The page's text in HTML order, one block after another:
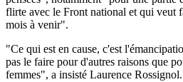
flirte avec le Front national et qui veut
mois à venir".
"Ce qui est en cause, c'est
pas le faire pour d'autres raisons que
femmes", a insisté Laurence Rossignol.